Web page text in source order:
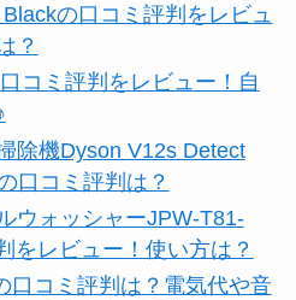
の口コミ評判をレビュ
？
コミ評判をレビュー！自
除機Dyson V12s Detect
口コミ評判は？
ウォッシャーJPW-T81-
をレビュー！使い方は？
口コミ評判は？電気代や音